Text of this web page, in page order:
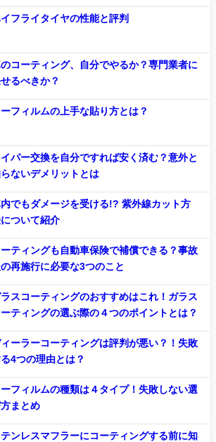
フライタイヤの性能と評判
コーティング、自分でやるか？専門業者に
るべきか？
フィルムの上手な貼り方とは？
パー交換を自分ですれば安く済む？意外と
ないデメリットとは
でもダメージを受ける!? 紫外線カット方
ついて紹介
ーティングも自動車保険で補償できる？事故
再施行に必要な3つのこと
スコーティングのおすすめはこれ！ガラス
ーティングの選ぶ際の４つのポイントとは？
ーラーコーティングは評判が悪い？！失敗
4つの理由とは？
フィルムの種類は４タイプ！失敗しない選
まとめ
テンレスマフラーにコーティングする前に知